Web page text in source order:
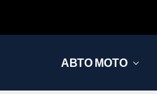
АВТО МОТО